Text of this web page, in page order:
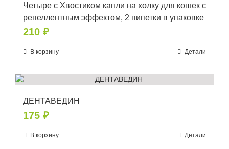
Четыре с Хвостиком капли на холку для кошек с
репеллентным эффектом, 2 пипетки в упаковке
210 ₽
В корзину Детали
ДЕНТАВЕДИН
175 ₽
В корзину Детали